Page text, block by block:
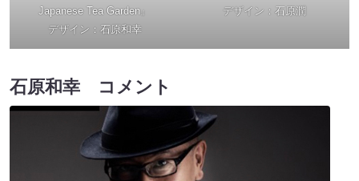
Japanese Tea Garden』
デザイン：石原和幸
デザイン：石原潤
石原和幸 コメント